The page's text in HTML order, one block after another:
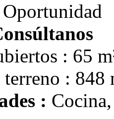
: 65
: 848
: